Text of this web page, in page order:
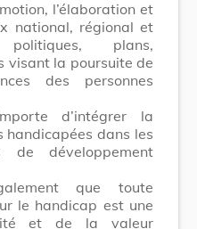
l’élaboration et
national, régional et
plans,
visant la poursuite de
des personnes
d’intégrer la
handicapées dans les
de développement
que toute
le handicap est une
et de la valeur